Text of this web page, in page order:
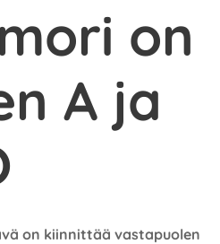
on
A ja
on kiinnittää vastapuolen